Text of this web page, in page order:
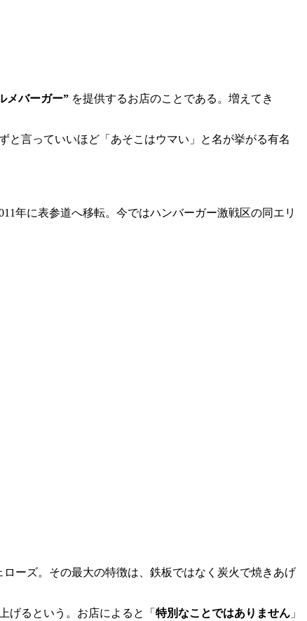
メバーガー” を提供するお店のことである。増えてき
と言っていいほど「あそこはウマい」と名が挙がる有名
年に表参道へ移転。今ではハンバーガー激戦区の同エリ
ーズ。その最大の特徴は、鉄板ではなく炭火で焼きあげ
げるという。お店によると「 特別なことではありません 」